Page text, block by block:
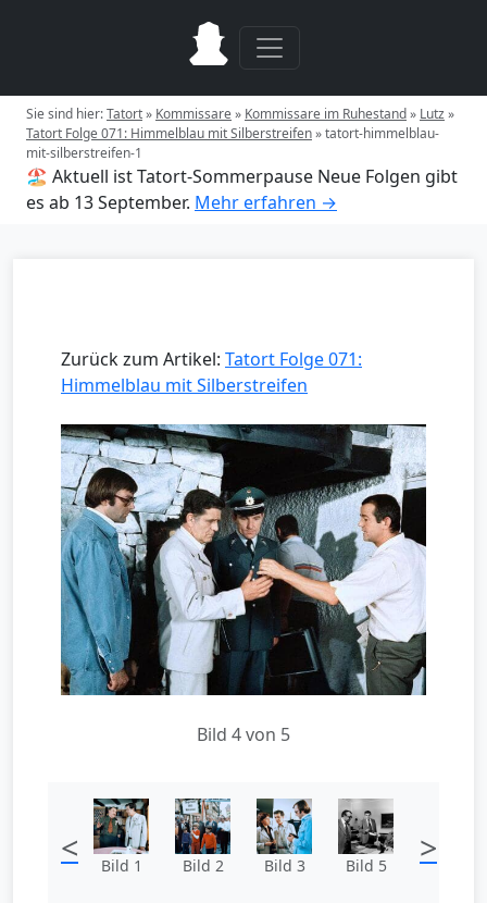
Sie sind hier:Tatort» Kommissare» Kommissare im Ruhestand» Lutz»
Tatort Folge 071: Himmelblau mit Silberstreifen»tatort-himmelblau-
mit-silberstreifen-1
🏖️ Aktuell ist Tatort-Sommerpause Neue Folgen gibt
es ab 13 September. Mehr erfahren →
Zurück zum Artikel: Tatort Folge 071:
Himmelblau mit Silberstreifen
Bild 4 von 5
< Bild 1 Bild 2 Bild 3 Bild 5 >